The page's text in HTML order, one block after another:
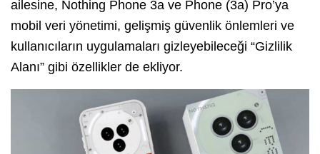
ailesine, Nothing Phone 3a ve Phone (3a) Pro’ya
mobil veri yönetimi, gelişmiş güvenlik önlemleri ve
kullanıcıların uygulamaları gizleyebileceği “Gizlilik
Alanı” gibi özellikler de ekliyor.